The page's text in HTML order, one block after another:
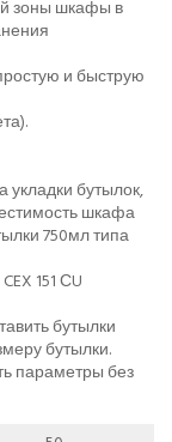
зоны шкафы в
и быструю
укладки бутылок,
шкафа
750мл типа
151 СU
бутылки
бутылки.
параметры без